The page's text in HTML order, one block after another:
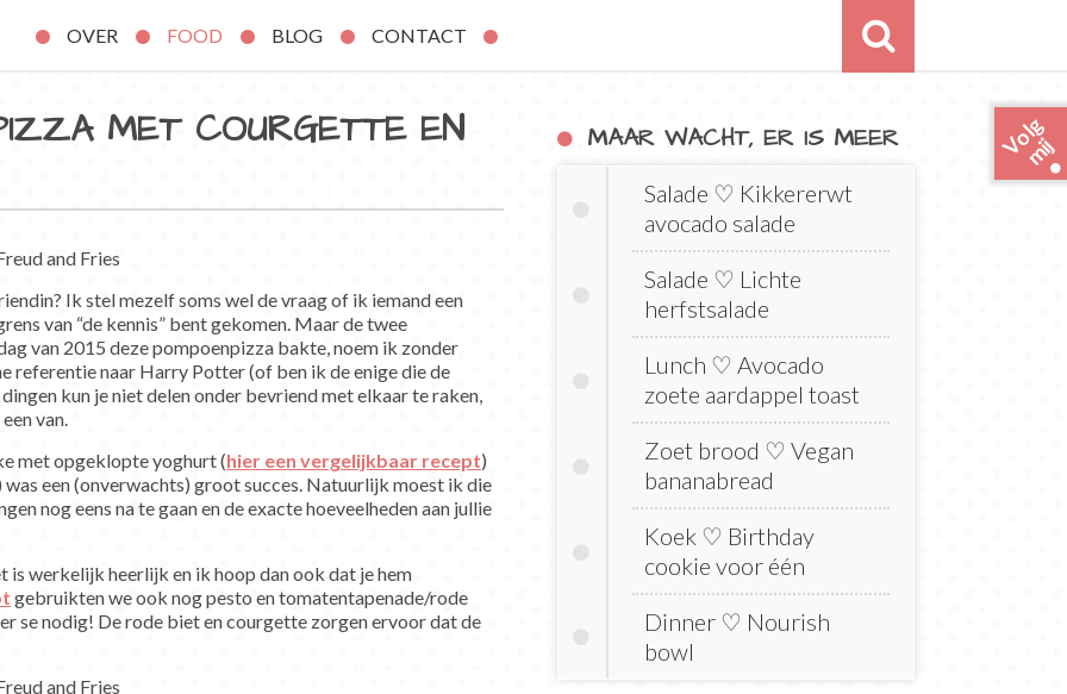
OVER FOOD BLOG CONTACT
V
o
l
g
m
i
j
MET COURGETTE EN
Ik stel mezelf soms wel de vraag of ik iemand een
van “de kennis” bent gekomen. Maar de twee
van 2015 deze pompoenpizza bakte, noem ik zonder
referentie naar Harry Potter (of ben ik de enige die de
kun je niet delen onder bevriend met elkaar te raken,
van.
met opgeklopte yoghurt (hier een vergelijkbaar recept)
een (onverwachts) groot succes. Natuurlijk moest ik die
nog eens na te gaan en de exacte hoeveelheden aan jullie
werkelijk heerlijk en ik hoop dan ook dat je hem
gebruikten we ook nog pesto en tomatentapenade/rode
se nodig! De rode biet en courgette zorgen ervoor dat de
MAAR WACHT, ER IS MEER
Salade ♡ Kikkererwt
avocado salade
Salade ♡ Lichte
herfstsalade
Lunch ♡ Avocado
zoete aardappel toast
Zoet brood ♡ Vegan
bananabread
Koek ♡ Birthday
cookie voor één
Dinner ♡ Nourish
bowl